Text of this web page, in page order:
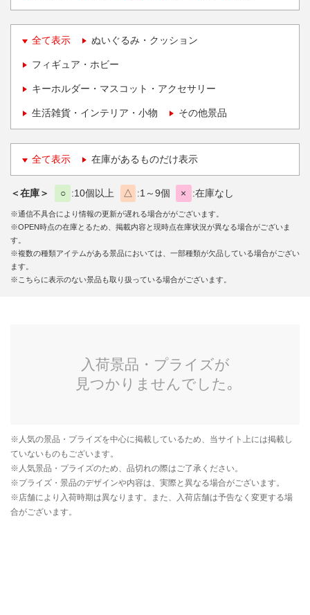
全て表示 ぬいぐるみ・クッション
フィギュア・ホビー
キーホルダー・マスコット・アクセサリー
生活雑貨・インテリア・小物 その他景品
全て表示 在庫があるものだけ表示
＜在庫＞ ○ 10個以上 △ 1～9個 × 在庫なし
※通信不具合により情報の更新が遅れる場合ががございます。
※OPEN時点の在庫とるため、掲載内容と現時点在庫状況が異なる場合がございま
す。
※複数の種類アイテムがある景品においては、一部種類が欠品している場合がござい
ます。
※こちらに表示のない景品も取り扱っている場合がございます。